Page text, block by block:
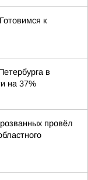
к
в
на 37%
провёл